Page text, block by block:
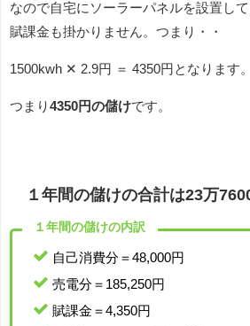
なので自宅にソーラーパネルを設置し
賦課金も掛かりません。つまり・・
1500kwh ✕ 2.9円 ＝ 4350円となります。
つまり 4350円の儲けです。
１年間の儲けの合計は23万
１年間の儲けの内訳
自己消費分＝48,000円
売電分＝185,250円
賦課金＝4,350円